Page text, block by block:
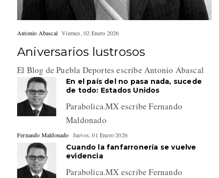
Antonio Abascal Viernes, 02 Enero 2026
Aniversarios lustrosos
El Blog de Puebla Deportes escribe Antonio Abascal
En el país del no pasa nada, sucede
de todo: Estados Unidos
Parabolica.MX escribe Fernando
Maldonado
Fernando Maldonado Jueves, 01 Enero 2026
Cuando la fanfarronería se vuelve
evidencia
Parabolica.MX escribe Fernando